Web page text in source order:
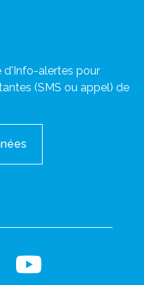
d'Info-alertes pour
(SMS ou appel) de